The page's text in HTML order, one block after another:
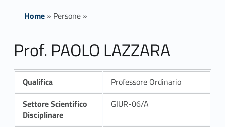
Home» Persone»
Prof. PAOLO LAZZARA
Qualifica
Professore Ordinario
Settore Scientifico
Disciplinare
GIUR-06/A